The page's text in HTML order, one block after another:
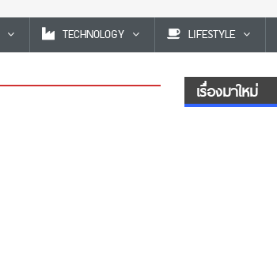
TECHNOLOGY LIFESTYLE
เรื่องมาใหม่